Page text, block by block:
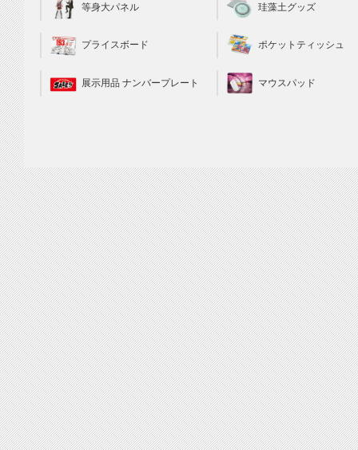
等身大パネル
プライスボード
展示用品 ナンバープレート
珪藻土グッズ
ポケットティッシュ
マウスパッド